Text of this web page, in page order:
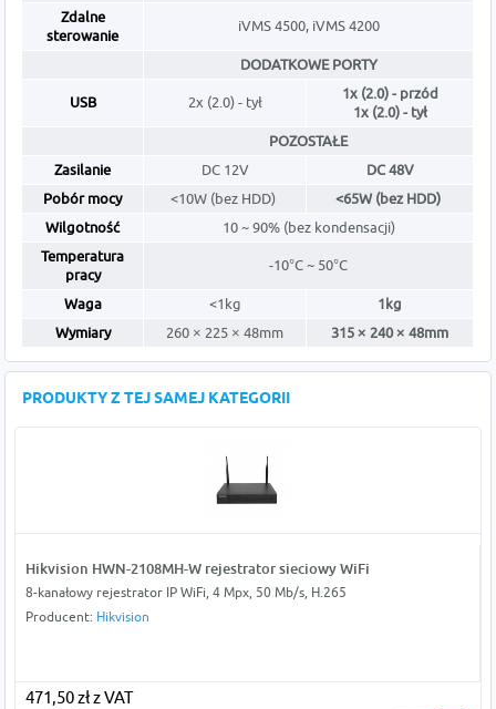
Zdalne
sterowanie
iVMS 4500, iVMS 4200
DODATKOWE PORTY
USB 2x (2.0) - tył
1x (2.0) - przód
1x (2.0) - tył
POZOSTAŁE
Zasilanie
DC 12V
DC 48V
Pobór mocy
<10W (bez HDD)
<65W (bez HDD)
Wilgotność
10 ~ 90% (bez kondensacji)
Temperatura
pracy
-10°C ~ 50°C
Waga <1kg
1kg
Wymiary
260 × 225 × 48mm 315 × 240 × 48mm
PRODUKTY Z TEJ SAMEJ KATEGORII
Hikvision HWN-2108MH-W rejestrator sieciowy WiFi
8-kanałowy rejestrator IP WiFi, 4 Mpx, 50 Mb/s, H.265
Producent: Hikvision
471,50 zł z VAT